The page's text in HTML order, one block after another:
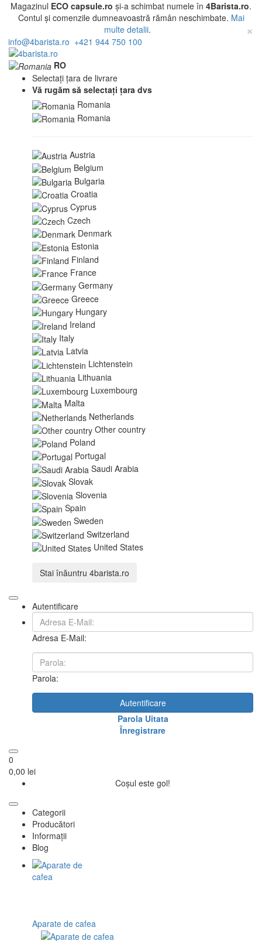
Magazinul ECO capsule.ro și-a schimbat numele în 4Barista.ro.
Contul și comenzile dumneavoastră rămân neschimbate. Mai
multe detalii. ×
info@4barista.ro +421 944 750 100
RO
Selectați țara de livrare
Vă rugăm să selectați țara dvs
Romania
Romania
Austria
Belgium
Bulgaria
Croatia
Cyprus
Czech
Denmark
Estonia
Finland
France
Germany
Greece
Hungary
Ireland
Italy
Latvia
Lichtenstein
Lithuania
Luxembourg
Malta
Netherlands
Other country
Poland
Portugal
Saudi Arabia
Slovak
Slovenia
Spain
Sweden
Switzerland
United States
Stai înăuntru 4barista.ro
Autentificare
Adresa E-Mail:
Parola:
Autentificare
Parola Uitata
Înregistrare
0
0,00 lei
Coșul este gol!
Categorii
Producători
Informații
Blog
Aparate de cafea